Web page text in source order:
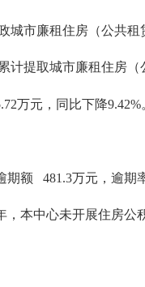
市廉租住房（公共租
提取城市廉租住房（
元，同比下降9.42%
额 481.3万元，逾期
本中心未开展住房公